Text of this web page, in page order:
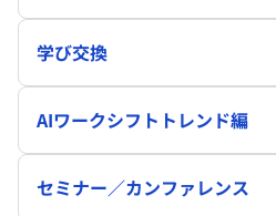
学び交換
AIワークシフトトレンド編
セミナー／カンファレンス